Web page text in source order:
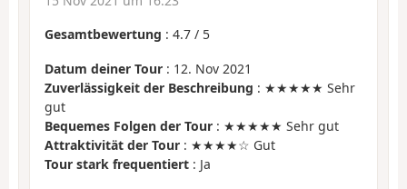
Gesamtbewertung : 4.7 / 5
Datum deiner Tour : 12. Nov 2021
Zuverlässigkeit der Beschreibung : ★★★★★ Sehr
gut
Bequemes Folgen der Tour : ★★★★★ Sehr gut
Attraktivität der Tour : ★★★★☆ Gut
Tour stark frequentiert : Ja